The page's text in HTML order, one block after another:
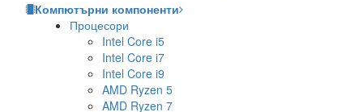
Компютърни компоненти
Процесори
Intel Core i5
Intel Core i7
Intel Core i9
AMD Ryzen 5
AMD Ryzen 7